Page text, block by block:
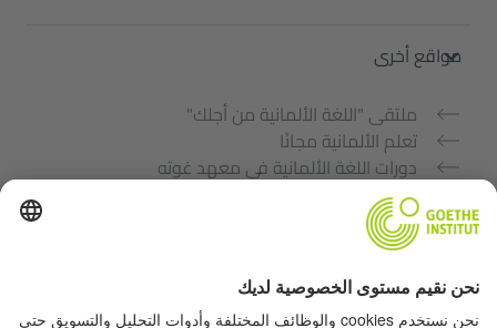
مواقع أخرى
ملتقى "اللغة الألمانية من أجلك"
تعلم الألمانية مجانًا
دورات اللغة الألمانية في معهد غوته
Lehrkräfteportal „Deutschstunde“
الخصوصية وإمكانية الوصول